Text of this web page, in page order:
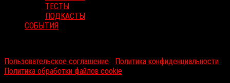
ТЕСТЫ
ПОДКАСТЫ
СОБЫТИЯ
Пользовательское соглашение
Политика конфиденциальности
Политика обработки файлов cookie